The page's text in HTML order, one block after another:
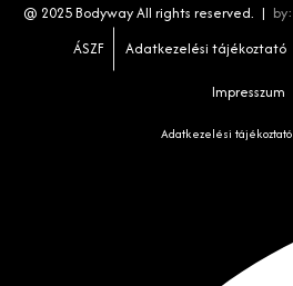
@ 2025 Bodyway All rights reserved. | by:
ÁSZF
Adatkezelési tájékoztató
Impresszum
Adatkezelési tájékoztató